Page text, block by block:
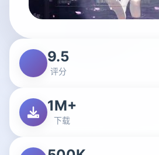
9.5
评分
1M+
下载